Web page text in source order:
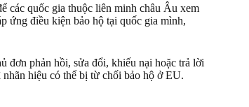
các quốc gia thuộc liên minh châu Âu xem
ứng điều kiện bảo hộ tại quốc gia mình,
đơn phản hồi, sửa đổi, khiếu nại hoặc trả lời
hiệu có thể bị từ chối bảo hộ ở EU.